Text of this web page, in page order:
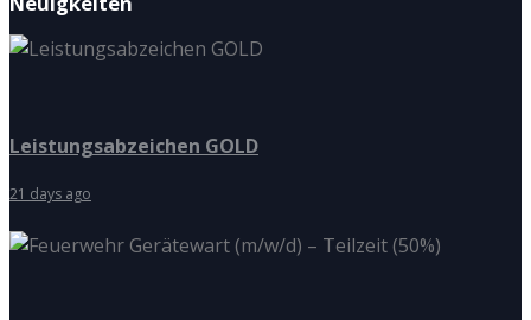
Leistungsabzeichen GOLD
21 days ago